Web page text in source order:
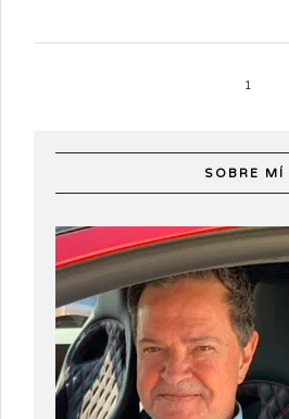
1
SOBRE MÍ